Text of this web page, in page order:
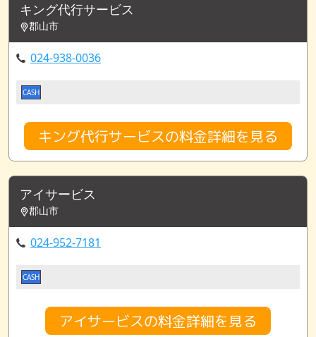
キング代行サービス
郡山市
024-938-0036
CASH
キング代行サービスの料金詳細を見る
アイサービス
郡山市
024-952-7181
CASH
アイサービスの料金詳細を見る